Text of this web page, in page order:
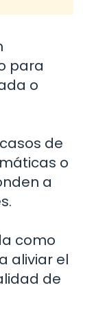
para
o
de
o
a
como
aliviar el
de